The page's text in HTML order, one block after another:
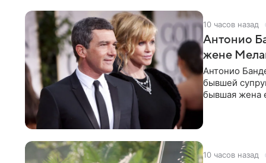
10 часов назад
Антонио
жене
Антонио
бывшей
бывшая жена
10 часов назад